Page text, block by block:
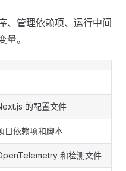
、管理依赖项、运行中间
。
的配置文件
目依赖项和脚本
和检测文件